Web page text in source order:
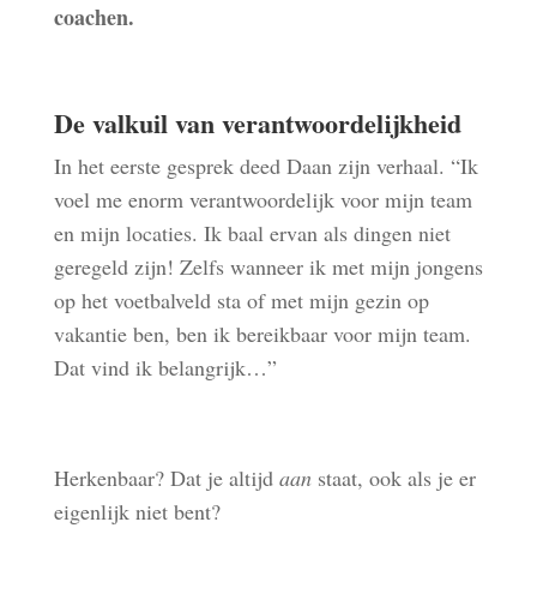
coachen.
De valkuil van verantwoordelijkheid
In het eerste gesprek deed Daan zijn verhaal. “Ik
voel me enorm verantwoordelijk voor mijn team
en mijn locaties. Ik baal ervan als dingen niet
geregeld zijn! Zelfs wanneer ik met mijn jongens
op het voetbalveld sta of met mijn gezin op
vakantie ben, ben ik bereikbaar voor mijn team.
Dat vind ik belangrijk…”
Herkenbaar? Dat je altijd aanstaat, ook als je er
eigenlijk niet bent?